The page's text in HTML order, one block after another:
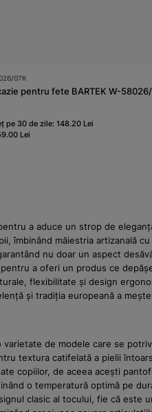
07K
pe 30 de zile: 148.20 Lei
Lei
a aduce un strop de
măiestria artizanală
nu doar un aspect
a oferi un produs ce
flexibilitate și design
și tradiția europeană a
de modele care se
textura catifelată a pielii
copiilor, de aceea acești
o temperatură optimă pe
clasic al tocului, fie că este